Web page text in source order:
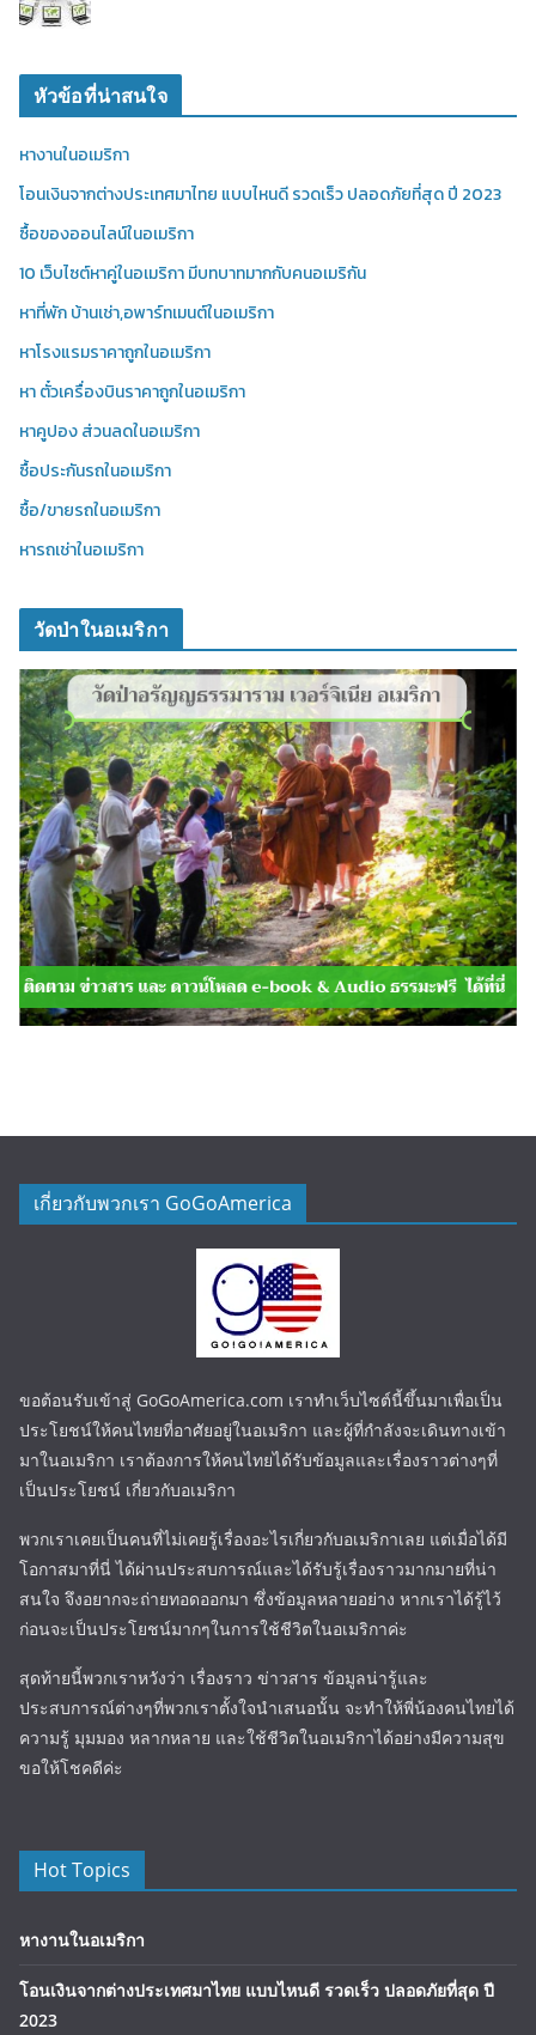
หัวข้อที่น่าสนใจ
หางานในอเมริกา
โอนเงินจากต่างประเทศมาไทย แบบไหนดี รวดเร็ว ปลอดภัยที่สุด ปี 2023
ซื้อของออนไลน์ในอเมริกา
10 เว็บไซต์หาคู่ในอเมริกา มีบทบาทมากกับคนอเมริกัน
หาที่พัก บ้านเช่า,อพาร์ทเมนต์ในอเมริกา
หาโรงแรมราคาถูกในอเมริกา
หา ตั๋วเครื่องบินราคาถูกในอเมริกา
หาคูปอง ส่วนลดในอเมริกา
ซื้อประกันรถในอเมริกา
ซื้อ/ขายรถในอเมริกา
หารถเช่าในอเมริกา
วัดป่าในอเมริกา
เกี่ยวกับพวกเรา GoGoAmerica
ขอต้อนรับเข้าสู่ GoGoAmerica.com เราทำเว็บไซต์นี้ขึ้นมาเพื่อเป็น
ประโยชน์ให้คนไทยที่อาศัยอยู่ในอเมริกา และผู้ที่กำลังจะเดินทางเข้า
มาในอเมริกา เราต้องการให้คนไทยได้รับข้อมูลและเรื่องราวต่างๆที่
เป็นประโยชน์ เกี่ยวกับอเมริกา
พวกเราเคยเป็นคนที่ไม่เคยรู้เรื่องอะไรเกี่ยวกับอเมริกาเลย แต่เมื่อได้มี
โอกาสมาที่นี่ ได้ผ่านประสบการณ์และได้รับรู้เรื่องราวมากมายที่น่า
สนใจ จึงอยากจะถ่ายทอดออกมา ซึ่งข้อมูลหลายอย่าง หากเราได้รู้ไว้
ก่อนจะเป็นประโยชน์มากๆในการใช้ชีวิตในอเมริกาค่ะ
สุดท้ายนี้พวกเราหวังว่า เรื่องราว ข่าวสาร ข้อมูลน่ารู้และ
ประสบการณ์ต่างๆที่พวกเราตั้งใจนำเสนอนั้น จะทำให้พี่น้องคนไทยได้
ความรู้ มุมมอง หลากหลาย และใช้ชีวิตในอเมริกาได้อย่างมีความสุข
ขอให้โชคดีค่ะ
Hot Topics
หางานในอเมริกา
โอนเงินจากต่างประเทศมาไทย แบบไหนดี รวดเร็ว ปลอดภัยที่สุด ปี
2023